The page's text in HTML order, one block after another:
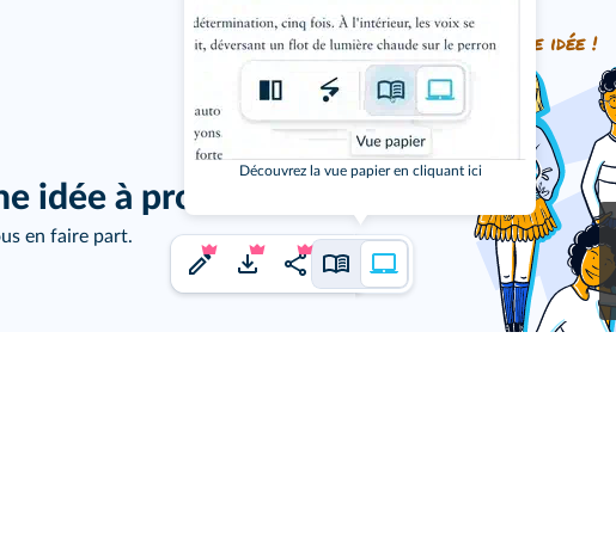
Découvrez la vue papier en cliquant ici
idée à proposer ?
en faire part.
j'ai une idée !